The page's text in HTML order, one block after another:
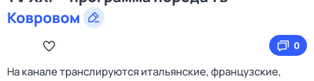
Ковровом
0
На канале транслируются итальянские, французские,